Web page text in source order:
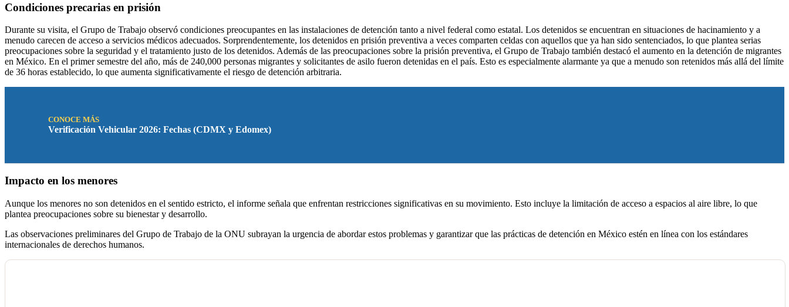
Condiciones precarias en prisión
Durante su visita, el Grupo de Trabajo observó condiciones preocupantes en las instalaciones de detención tanto a nivel federal como estatal. Los detenidos se encuentran en situaciones de hacinamiento y a
menudo carecen de acceso a servicios médicos adecuados. Sorprendentemente, los detenidos en prisión preventiva a veces comparten celdas con aquellos que ya han sido sentenciados, lo que plantea serias
preocupaciones sobre la seguridad y el tratamiento justo de los detenidos. Además de las preocupaciones sobre la prisión preventiva, el Grupo de Trabajo también destacó el aumento en la detención de migrantes
en México. En el primer semestre del año, más de 240,000 personas migrantes y solicitantes de asilo fueron detenidas en el país. Esto es especialmente alarmante ya que a menudo son retenidos más allá del límite
de 36 horas establecido, lo que aumenta significativamente el riesgo de detención arbitraria.
CONOCE MÁS
Verificación Vehicular 2026: Fechas (CDMX y Edomex)
Impacto en los menores
Aunque los menores no son detenidos en el sentido estricto, el informe señala que enfrentan restricciones significativas en su movimiento. Esto incluye la limitación de acceso a espacios al aire libre, lo que
plantea preocupaciones sobre su bienestar y desarrollo.
Las observaciones preliminares del Grupo de Trabajo de la ONU subrayan la urgencia de abordar estos problemas y garantizar que las prácticas de detención en México estén en línea con los estándares
internacionales de derechos humanos.